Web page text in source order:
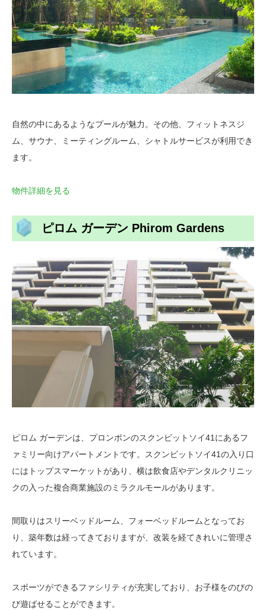
自然の中にあるようなプールが魅力。その他、フィットネスジ
ム、サウナ、ミーティングルーム、シャトルサービスが利用でき
ます。
物件詳細を見る
ピロム ガーデン Phirom Gardens
ピロム ガーデンは、プロンポンのスクンビットソイ41にあるフ
ァミリー向けアパートメントです。スクンビットソイ41の入り口
にはトップスマーケットがあり、横は飲食店やデンタルクリニッ
クの入った複合商業施設のミラクルモールがあります。
間取りはスリーベッドルーム、フォーベッドルームとなってお
り、築年数は経ってきておりますが、改装を経てきれいに管理さ
れています。
スポーツができるファシリティが充実しており、お子様をのびの
び遊ばせることができます。